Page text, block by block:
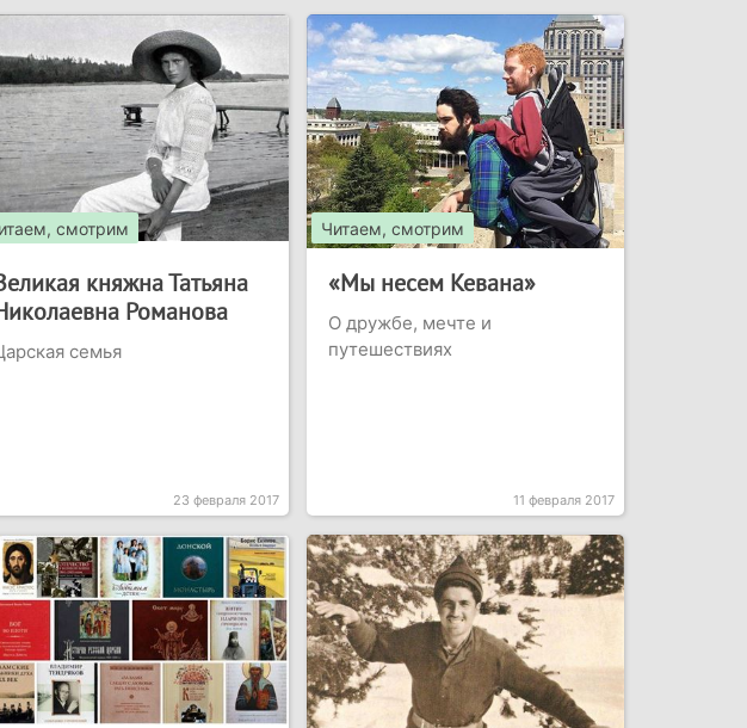
смотрим
княжна Татьяна
Романова
семья
23 февраля 2017
Читаем, смотрим
«Мы несем Кевана»
О дружбе, мечте и
путешествиях
11 февраля 2017